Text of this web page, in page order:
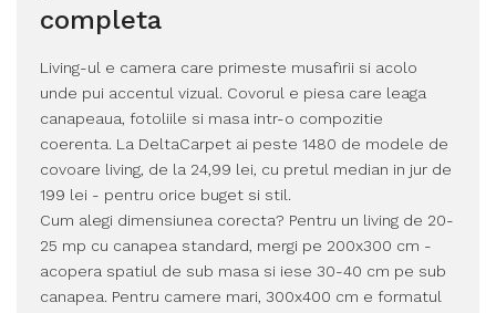
completa
Living-ul e camera care primeste musafirii si acolo
unde pui accentul vizual. Covorul e piesa care leaga
canapeaua, fotoliile si masa intr-o compozitie
coerenta. La DeltaCarpet ai peste 1480 de modele de
covoare living, de la 24,99 lei, cu pretul median in jur de
199 lei - pentru orice buget si stil.
Cum alegi dimensiunea corecta? Pentru un living de 20-
25 mp cu canapea standard, mergi pe 200x300 cm -
acopera spatiul de sub masa si iese 30-40 cm pe sub
canapea. Pentru camere mari, 300x400 cm e formatul